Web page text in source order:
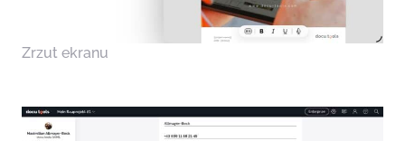
Zrzut ekranu